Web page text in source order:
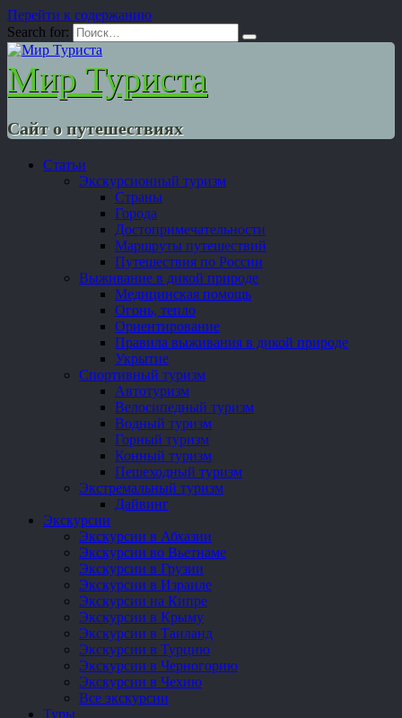
Перейти к содержанию
Search for:
Мир Туриста
Сайт о путешествиях
Статьи
Экскурсионный туризм
Страны
Города
Достопримечательности
Маршруты путешествий
Путешествия по России
Выживание в дикой природе
Медицинская помощь
Огонь, тепло
Ориентирование
Правила выживания в дикой природе
Укрытие
Спортивный туризм
Автотуризм
Велосипедный туризм
Водный туризм
Горный туризм
Конный туризм
Пешеходный туризм
Экстремальный туризм
Дайвинг
Экскурсии
Экскурсии в Абхазии
Экскурсии во Вьетнаме
Экскурсии в Грузии
Экскурсии в Израиле
Экскурсии на Кипре
Экскурсии в Крыму
Экскурсии в Таиланд
Экскурсии в Турцию
Экскурсии в Черногорию
Экскурсии в Чехию
Все экскурсии
Туры